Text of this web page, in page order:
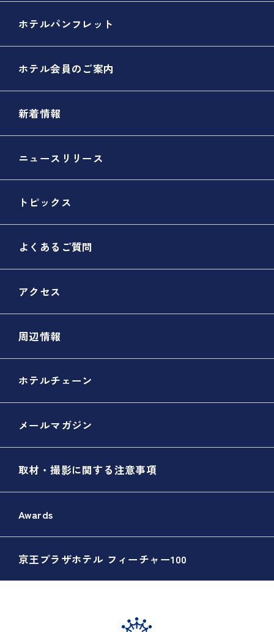
ホテルパンフレット
ホテル会員のご案内
新着情報
ニュースリリース
トピックス
よくあるご質問
アクセス
周辺情報
ホテルチェーン
メールマガジン
取材・撮影に関する注意事項
Awards
京王プラザホテル フィーチャー100